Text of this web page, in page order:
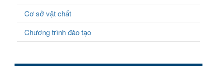
Cơ sở vật chất
Chương trình đào tạo